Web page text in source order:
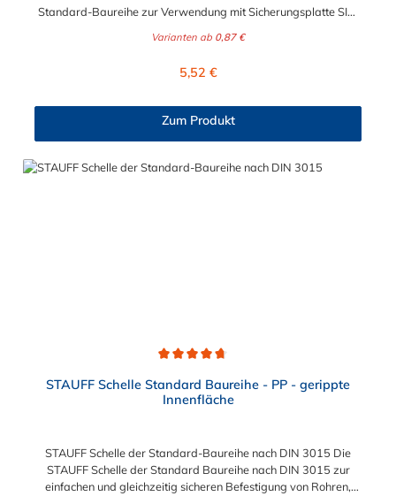
Standard-Baureihe zur Verwendung mit Sicherungsplatte SIG.
Distanzschraube ist zwischen verzinkten Stahl und Edelstahl
Varianten ab 0,87 €
Regulärer Preis:
5,52 €
Zum Produkt
STAUFF Schelle Standard Baureihe - PP - gerippte
Innenfläche
STAUFF Schelle der Standard-Baureihe nach DIN 3015 Die
STAUFF Schelle der Standard Baureihe nach DIN 3015 zur
einfachen und gleichzeitig sicheren Befestigung von Rohren,